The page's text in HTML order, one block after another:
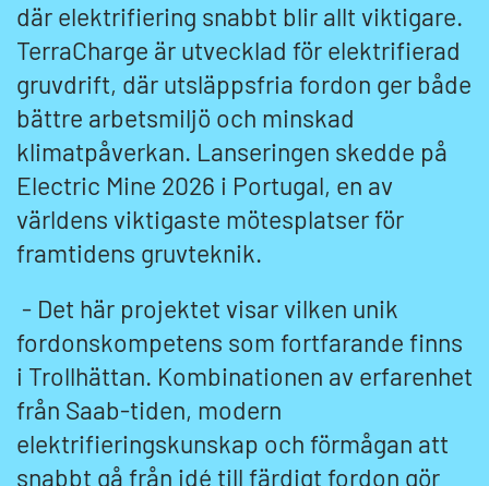
där elektrifiering snabbt blir allt viktigare.
TerraCharge är utvecklad för elektrifierad
gruvdrift, där utsläppsfria fordon ger både
bättre arbetsmiljö och minskad
klimatpåverkan. Lanseringen skedde på
Electric Mine 2026 i Portugal, en av
världens viktigaste mötesplatser för
framtidens gruvteknik.
- Det här projektet visar vilken unik
fordonskompetens som fortfarande finns
i Trollhättan. Kombinationen av erfarenhet
från Saab-tiden, modern
elektrifieringskunskap och förmågan att
snabbt gå från idé till färdigt fordon gör